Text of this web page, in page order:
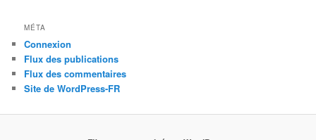
MÉTA
Connexion
Flux des publications
Flux des commentaires
Site de WordPress-FR